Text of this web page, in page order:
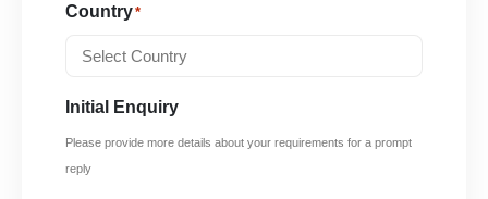
Country*
Initial Enquiry
Please provide more details about your requirements for a prompt
reply